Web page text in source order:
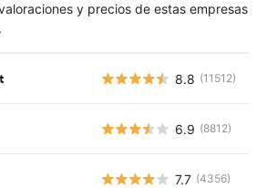
y precios de estas empresas
8.8 (11512)
6.9 (8812)
7.7 (4356)